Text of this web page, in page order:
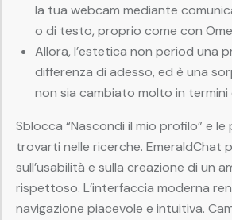
la tua webcam mediante
o di testo, proprio come con
Allora, l’estetica non period una
differenza di adesso, ed è una
non sia cambiato molto in termini
Sblocca “Nascondi il mio profilo” e
trovarti nelle ricerche. EmeraldChat
sull’usabilità e sulla creazione di un
rispettoso. L’interfaccia moderna
navigazione piacevole e intuitiva.